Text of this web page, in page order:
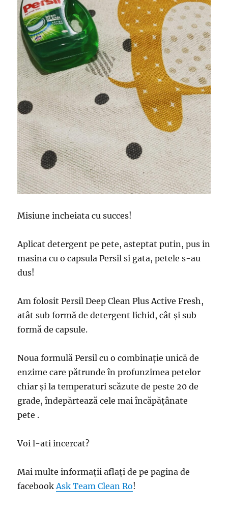
Misiune incheiata cu succes!
Aplicat detergent pe pete, asteptat putin, pus in
masina cu o capsula Persil si gata, petele s-au
dus!
Am folosit Persil Deep Clean Plus Active Fresh,
atât sub formă de detergent lichid, cât și sub
formă de capsule.
Noua formulă Persil cu o combinație unică de
enzime care pătrunde în profunzimea petelor
chiar și la temperaturi scăzute de peste 20 de
grade, îndepărtează cele mai încăpățânate
pete .
Voi l-ati incercat?
Mai multe informații aflați de pe pagina de
facebook Ask Team Clean Ro!